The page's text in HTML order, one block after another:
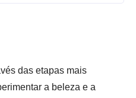
das etapas mais
a beleza e a